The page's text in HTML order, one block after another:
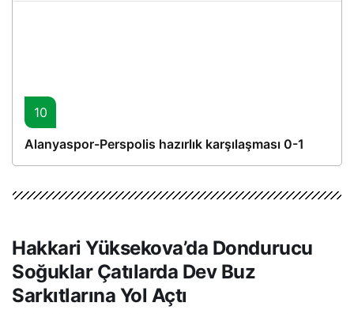
10
Alanyaspor-Perspolis hazırlık karşılaşması 0-1
Hakkari Yüksekova’da Dondurucu
Soğuklar Çatılarda Dev Buz
Sarkıtlarına Yol Açtı